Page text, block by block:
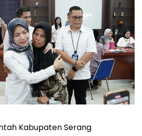
Kabupaten Serang